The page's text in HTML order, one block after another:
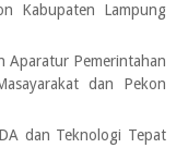
Kabupaten Lampung
Aparatur Pemerintahan
dan Pekon
dan Teknologi Tepat